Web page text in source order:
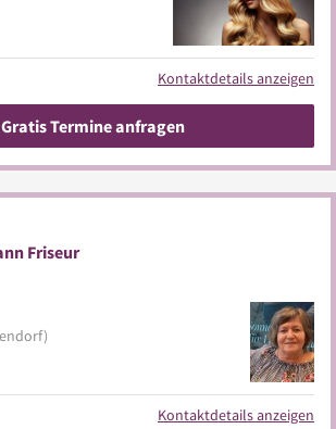
Kontaktdetails anzeigen
Gratis Termine anfragen
Friseur
Kontaktdetails anzeigen